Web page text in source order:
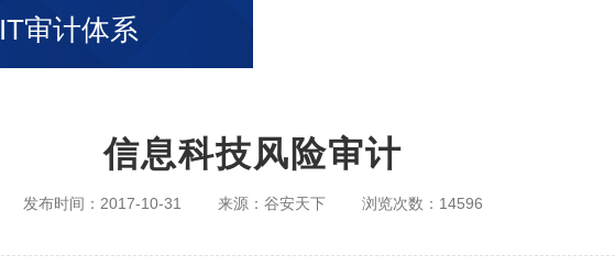
IT审计体系
信息科技风险审计
发布时间：2017-10-31 来源：谷安天下 浏览次数：14596